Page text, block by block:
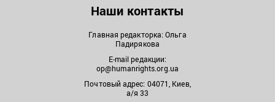
Наши контакты
Главная редакторка: Ольга
Падирякова
E-mail редакции:
op@humanrights.org.ua
Почтовый адрес: 04071, Киев,
а/я 33